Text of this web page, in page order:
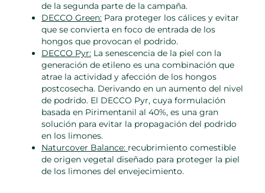
de la segunda parte de la campaña.
DECCO Green: Para proteger los cálices y evitar
que se convierta en foco de entrada de los
hongos que provocan el podrido.
DECCO Pyr: La senescencia de la piel con la
generación de etileno es una combinación que
atrae la actividad y afección de los hongos
postcosecha. Derivando en un aumento del nivel
de podrido. El DECCO Pyr, cuya formulación
basada en Pirimentanil al 40%, es una gran
solución para evitar la propagación del podrido
en los limones.
Naturcover Balance: recubrimiento comestible
de origen vegetal diseñado para proteger la piel
de los limones del envejecimiento.